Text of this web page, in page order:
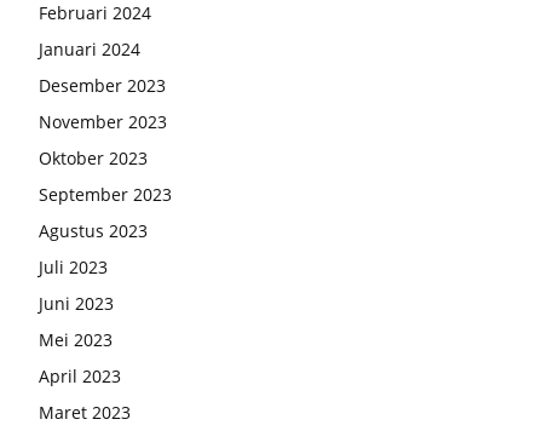
Februari 2024
Januari 2024
Desember 2023
November 2023
Oktober 2023
September 2023
Agustus 2023
Juli 2023
Juni 2023
Mei 2023
April 2023
Maret 2023